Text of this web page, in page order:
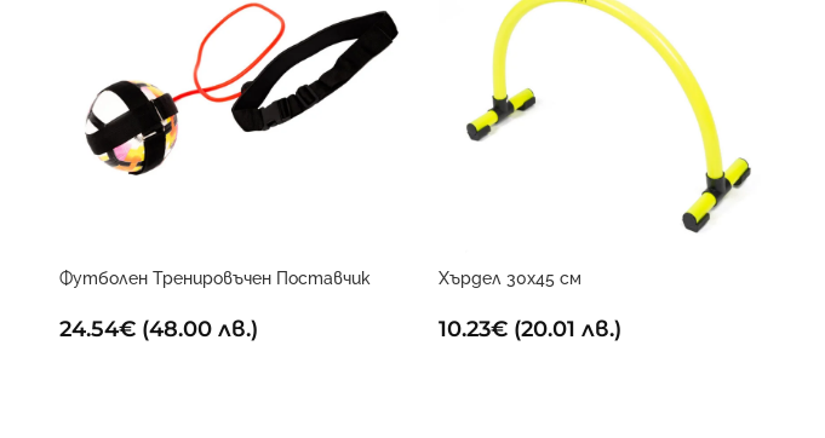
Футболен Тренировъчен Поставчик
24.54€(48.00 лв.)
Хърдел 30х45 см
10.23€ (20.01 лв.)